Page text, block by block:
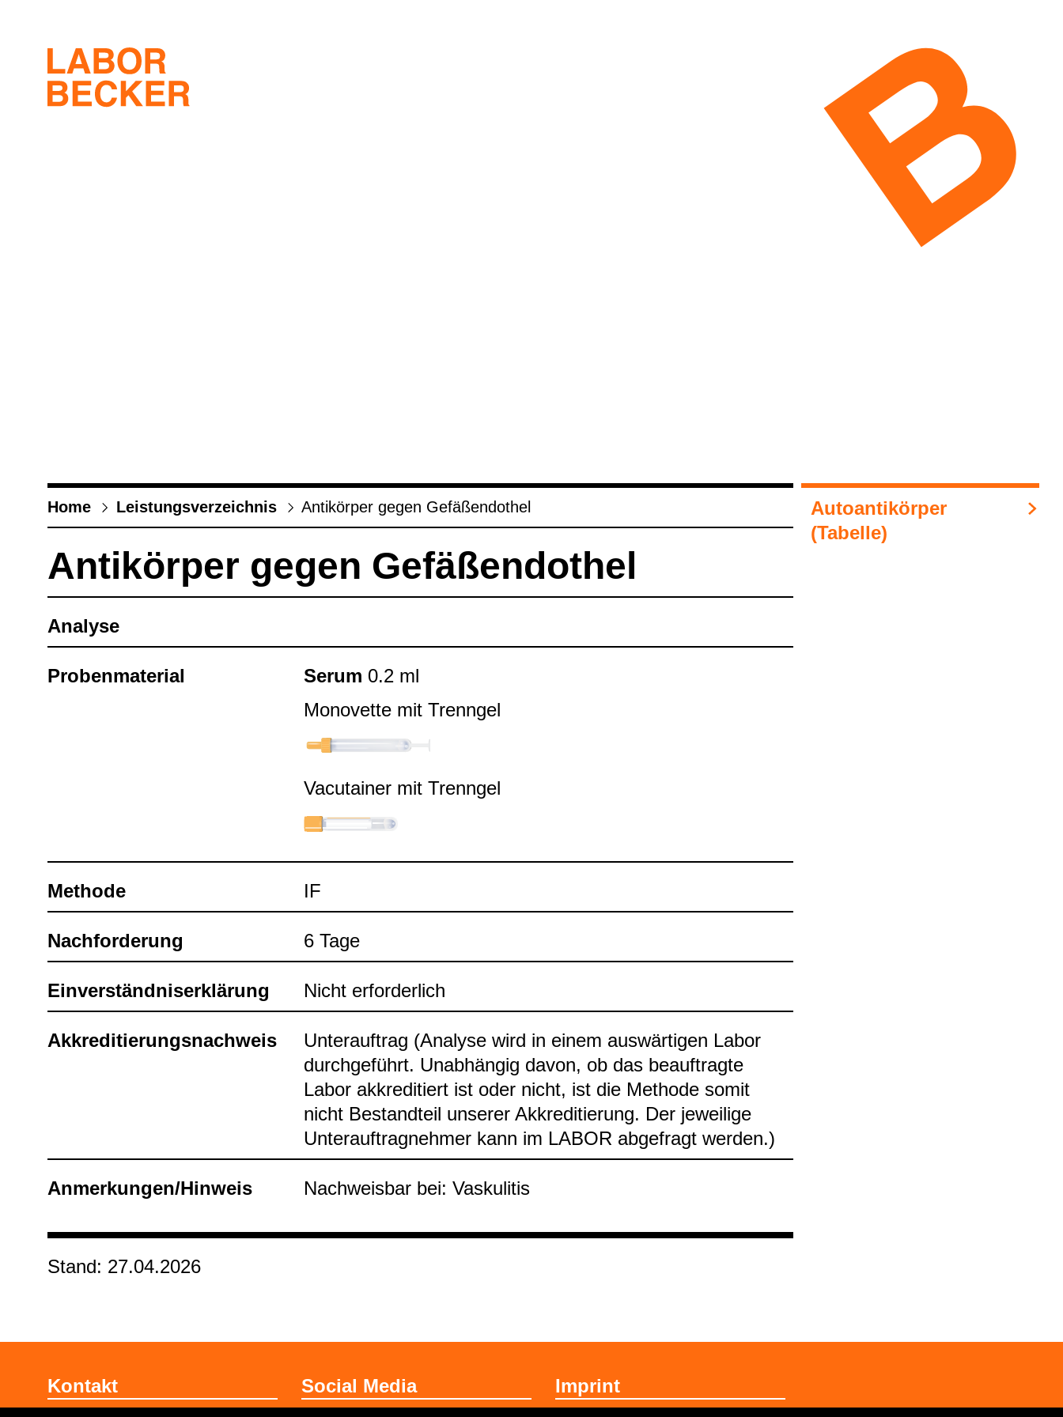
Home Leis­tungs­ver­zeich­nis Anti­kör­per gegen Gefä­ßen­do­thel
Anti­kör­per gegen Gefä­ßen­do­thel
Ana­lyse
Pro­ben­ma­te­rial Serum 0.2 ml
Mono­vette mit Trenn­gel
Vacu­tai­ner mit Trenn­gel
Methode IF
Nach­for­de­rung 6 Tage
Ein­ver­ständ­nis­er­klä­rung Nicht erfor­der­lich
Akkre­di­tie­rungs­nach­weis
Unter­auf­trag (Ana­lyse wird in einem aus­wär­ti­gen Labor
durch­ge­führt. Unab­hän­gig davon, ob das beauf­tragte
Labor akkre­di­tiert ist oder nicht, ist die Methode somit
nicht Bestand­teil unse­rer Akkre­di­tie­rung. Der jewei­lige
Unter­auf­trag­neh­mer kann im LABOR abge­fragt wer­den.)
Anmer­kun­gen/Hin­weis Nach­weis­bar bei: Vas­ku­li­tis
Stand: 27.04.2026
Auto­an­ti­kör­per
(Tabelle)
Kontakt Social Media Imprint